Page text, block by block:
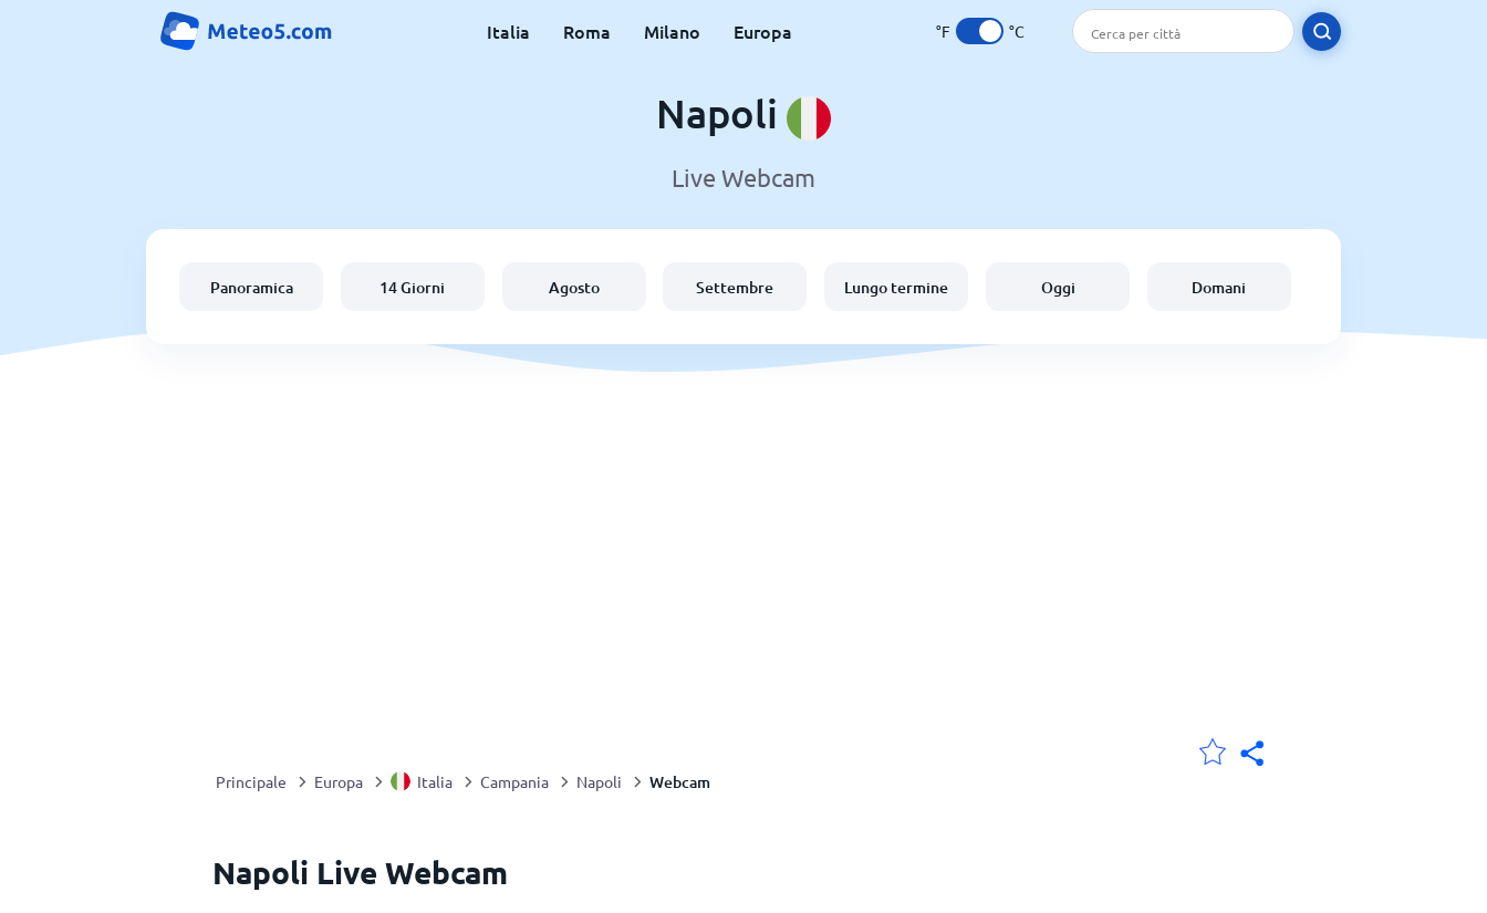
Italia Roma Milano Europa °F °C
Napoli
Live Webcam
Panoramica 14 Giorni Agosto Settembre Lungo termine Oggi Domani
Principale Europa Italia Campania Napoli Webcam
Napoli Live Webcam